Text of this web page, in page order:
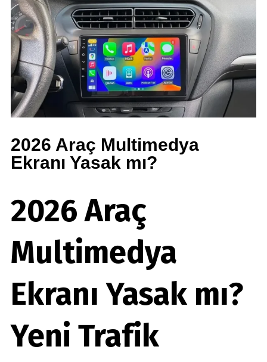
2026 Araç Multimedya
Ekranı Yasak mı?
2026 Araç
Multimedya
Ekranı Yasak mı?
Yeni Trafik